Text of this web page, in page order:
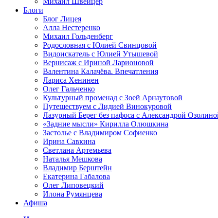
Блоги
Блог Лицея
Алла Нестеренко
Михаил Гольденберг
Родословная с Юлией Свинцовой
Видоискатель с Юлией Утышевой
Вернисаж с Ириной Ларионовой
Валентина Калачёва. Впечатления
Лариса Хенинен
Олег Гальченко
Культурный променад с Зоей Арнаутовой
Путешествуем с Лидией Винокуровой
Лазурный Берег без пафоса с Александрой
«Задние мысли» Кирилла Олюшкина
Застолье с Владимиром Софиенко
Ирина Савкина
Светлана Артемьева
Наталья Мешкова
Владимир Берштейн
Екатерина Габалова
Олег Липовецкий
Илона Румянцева
Афиша